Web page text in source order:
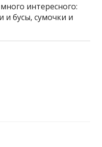
интересного:
и бусы, сумочки и